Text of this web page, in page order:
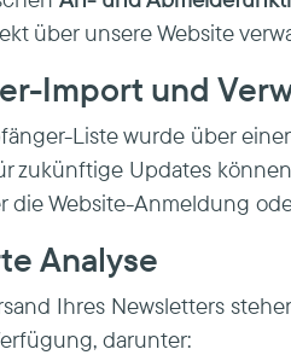
über unsere Website
Import und
Liste wurde über
zukünftige Updates
die Website-Anmeldung
Analyse
Ihres Newsletters
darunter: